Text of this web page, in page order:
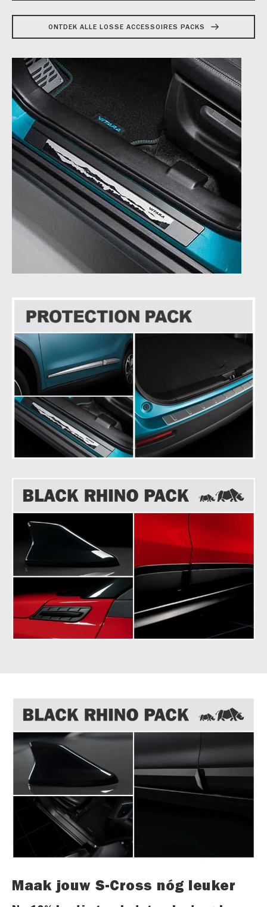
ONTDEK ALLE LOSSE ACCESSOIRES PACKS
Maak jouw S-Cross nóg leuker